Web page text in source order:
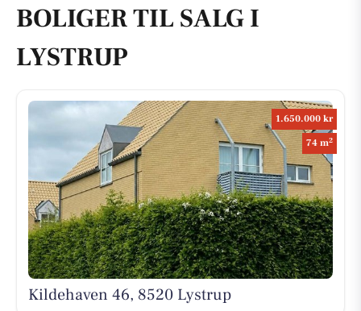
BOLIGER TIL SALG I
LYSTRUP
1.650.000 kr
74 m2
Kildehaven 46, 8520 Lystrup